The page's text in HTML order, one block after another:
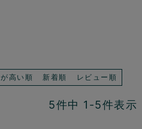
高い順 新着順 レビュー順
5件中 1 -5件表示